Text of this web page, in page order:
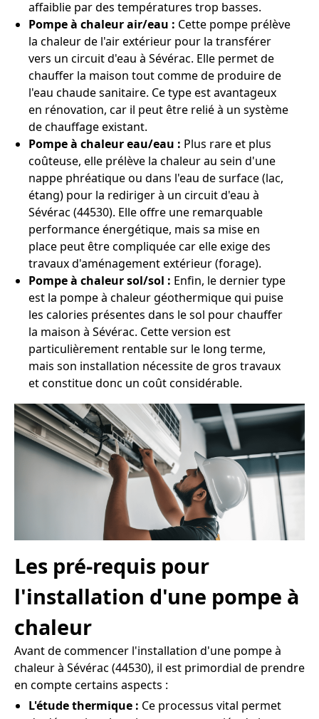
affaiblie par des températures trop basses.
Pompe à chaleur air/eau : Cette pompe prélève
la chaleur de l'air extérieur pour la transférer
vers un circuit d'eau à Sévérac. Elle permet de
chauffer la maison tout comme de produire de
l'eau chaude sanitaire. Ce type est avantageux
en rénovation, car il peut être relié à un système
de chauffage existant.
Pompe à chaleur eau/eau : Plus rare et plus
coûteuse, elle prélève la chaleur au sein d'une
nappe phréatique ou dans l'eau de surface (lac,
étang) pour la rediriger à un circuit d'eau à
Sévérac (44530). Elle offre une remarquable
performance énergétique, mais sa mise en
place peut être compliquée car elle exige des
travaux d'aménagement extérieur (forage).
Pompe à chaleur sol/sol : Enfin, le dernier type
est la pompe à chaleur géothermique qui puise
les calories présentes dans le sol pour chauffer
la maison à Sévérac. Cette version est
particulièrement rentable sur le long terme,
mais son installation nécessite de gros travaux
et constitue donc un coût considérable.
Les pré-requis pour
l'installation d'une pompe à
chaleur
Avant de commencer l'installation d'une pompe à
chaleur à Sévérac (44530), il est primordial de prendre
en compte certains aspects :
L'étude thermique : Ce processus vital permet